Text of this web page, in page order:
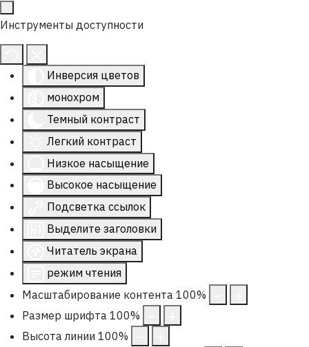
Инструменты доступности
Инверсия цветов
монохром
Темный контраст
Легкий контраст
Низкое насыщение
Высокое насыщение
Подсветка ссылок
Выделите заголовки
Читатель экрана
режим чтения
Масштабирование контента 100%
Размер шрифта 100%
Высота линии 100%